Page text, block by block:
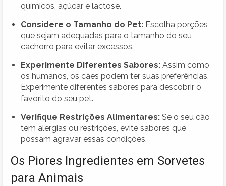
químicos, açúcar e lactose.
Considere o Tamanho do Pet: Escolha porções
que sejam adequadas para o tamanho do seu
cachorro para evitar excessos.
Experimente Diferentes Sabores: Assim como
os humanos, os cães podem ter suas preferências.
Experimente diferentes sabores para descobrir o
favorito do seu pet.
Verifique Restrições Alimentares: Se o seu cão
tem alergias ou restrições, evite sabores que
possam agravar essas condições.
Os Piores Ingredientes em Sorvetes
para Animais